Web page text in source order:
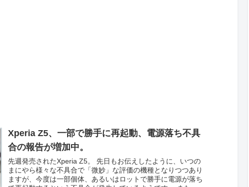
Xperia Z5、一部で勝手に再起動、電源落ち不具
合の報告が増加中。
先週発売されたXperia Z5。 先日もお伝えしたように、いつの
まにやら様々な不具合で「微妙」な評価の機種となりつつあり
ますが、今度は一部個体、あるいはロットで勝手に電源が落ち